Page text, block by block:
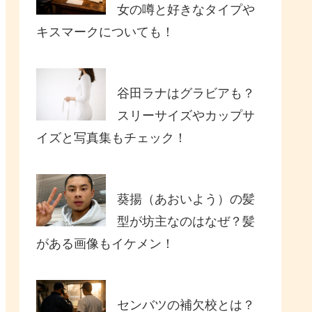
女の噂と好きなタイプや
キスマークについても！
谷田ラナはグラビアも？
スリーサイズやカップサ
イズと写真集もチェック！
葵揚（あおいよう）の髪
型が坊主なのはなぜ？髪
がある画像もイケメン！
センバツの補欠校とは？